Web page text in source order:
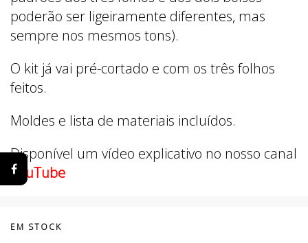
poderão ser ligeiramente diferentes, mas
sempre nos mesmos tons).
O kit já vai pré-cortado e com os três folhos
feitos.
Moldes e lista de materiais incluídos.
Disponível um vídeo explicativo no nosso canal
YouTube
EM STOCK